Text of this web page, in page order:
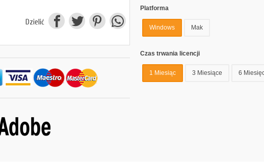
Dzielić
Platforma
Windows Mak
Czas trwania licencji
1 Miesiąc 3 Miesiące 6